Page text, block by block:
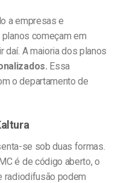
a empresas e
começam em
daí. A maioria dos planos
Essa
o departamento de
se sob duas formas.
é de código aberto, o
radiodifusão podem